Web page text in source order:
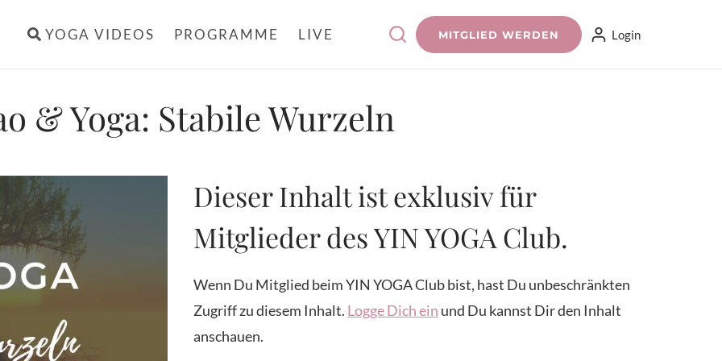
YOGA VIDEOS PROGRAMME LIVE MITGLIED WERDEN Login
& Yoga: Stabile Wurzeln
Dieser Inhalt ist exklusiv für
Mitglieder des YIN YOGA Club.
Wenn Du Mitglied beim YIN YOGA Club bist, hast Du unbeschränkten
Zugriff zu diesem Inhalt. Logge Dich ein und Du kannst Dir den Inhalt
anschauen.